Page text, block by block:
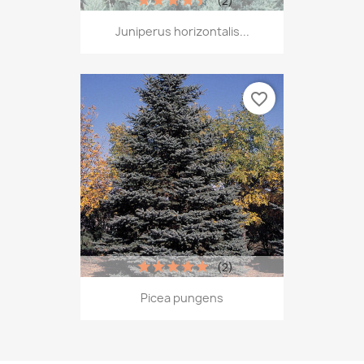
Juniperus horizontalis...
Picea pungens
(2)
favorite_border